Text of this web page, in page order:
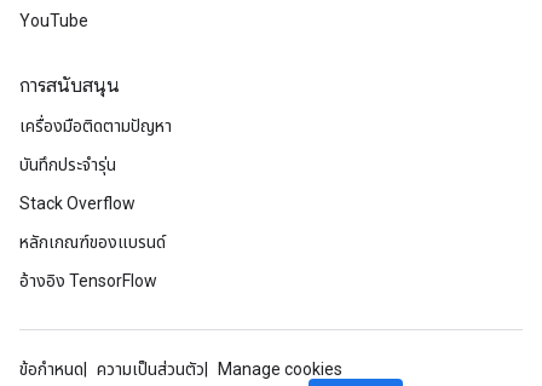
YouTube
การสนับสนุน
เครื่องมือติดตามปัญหา
บันทึกประจำรุ่น
Stack Overflow
หลักเกณฑ์ของแบรนด์
อ้างอิง TensorFlow
ข้อกำหนด ความเป็นส่วนตัว
Manage cookies